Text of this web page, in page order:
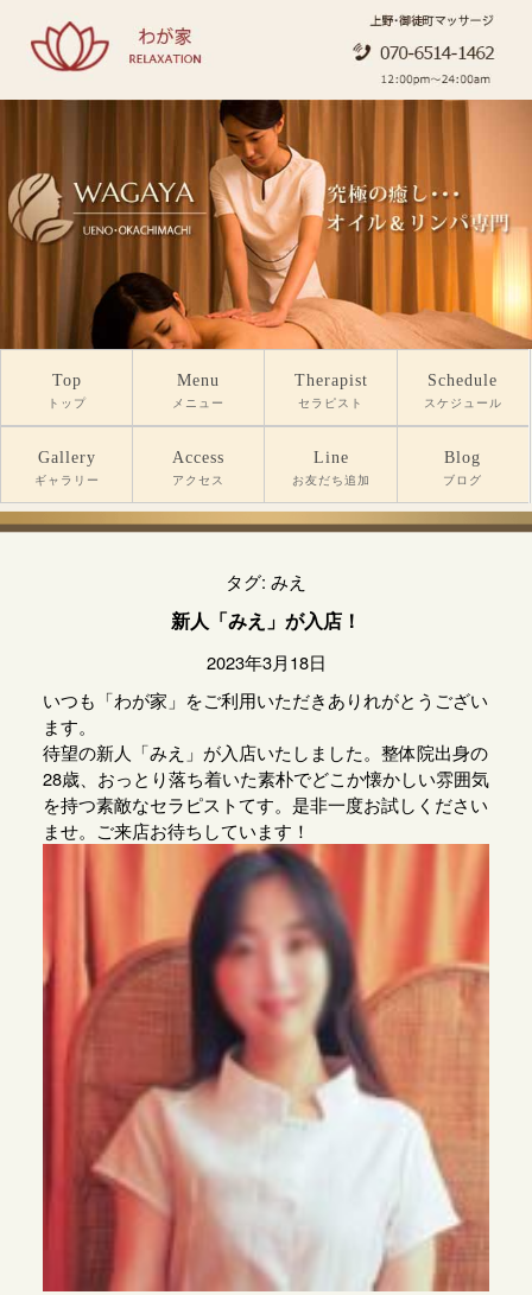
Top
トップ
Menu
メニュー
Therapist
セラピスト
Schedule
スケジュール
Gallery
ギャラリー
Access
アクセス
Line
お友だち追加
Blog
ブログ
タグ: みえ
新人「みえ」が入店！
2023年3月18日
いつも「わが家」をご利用いただきありれがとうござい
ます。
待望の新人「みえ」が入店いたしました。整体院出身の
28歳、おっとり落ち着いた素朴でどこか懐かしい雰囲気
を持つ素敵なセラピストてす。是非一度お試しください
ませ。ご来店お待ちしています！